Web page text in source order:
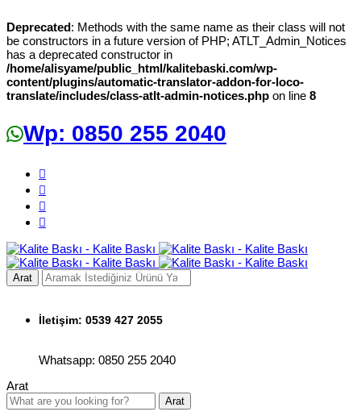
Deprecated: Methods with the same name as their class will not
be constructors in a future version of PHP; ATLT_Admin_Notices
has a deprecated constructor in
/home/alisyame/public_html/kalitebaski.com/wp-
content/plugins/automatic-translator-addon-for-loco-
translate/includes/class-atlt-admin-notices.php on line 8
Wp: 0850 255 2040
Arat
İletişim: 0539 427 2055
Whatsapp: 0850 255 2040
Arat
Arat